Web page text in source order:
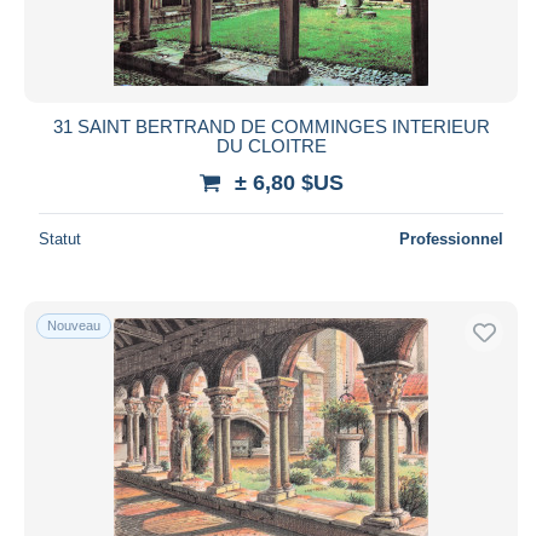
31 SAINT BERTRAND DE COMMINGES INTERIEUR
DU CLOITRE
± 6,80 $US
Statut Professionnel
Nouveau